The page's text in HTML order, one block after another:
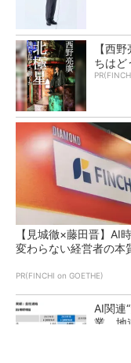
【西
ちはど
【見城徹×藤田晋】AI
変わらない経営者の本
PR(FINCHI on GOETHE)
AI関連
業、地